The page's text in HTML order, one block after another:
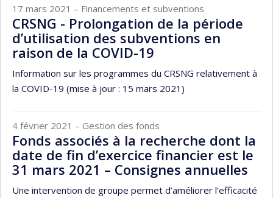
17 mars 2021 – Financements et subventions
CRSNG - Prolongation de la période
d’utilisation des subventions en
raison de la COVID-19
Information sur les programmes du CRSNG relativement à
la COVID-19 (mise à jour : 15 mars 2021)
4 février 2021 – Gestion des fonds
Fonds associés à la recherche dont la
date de fin d’exercice financier est le
31 mars 2021 – Consignes annuelles
Une intervention de groupe permet d’améliorer l’efficacité